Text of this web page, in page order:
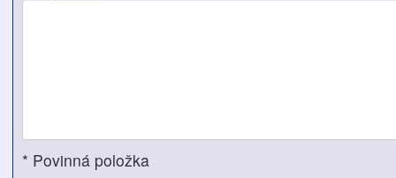
* Povinná položka